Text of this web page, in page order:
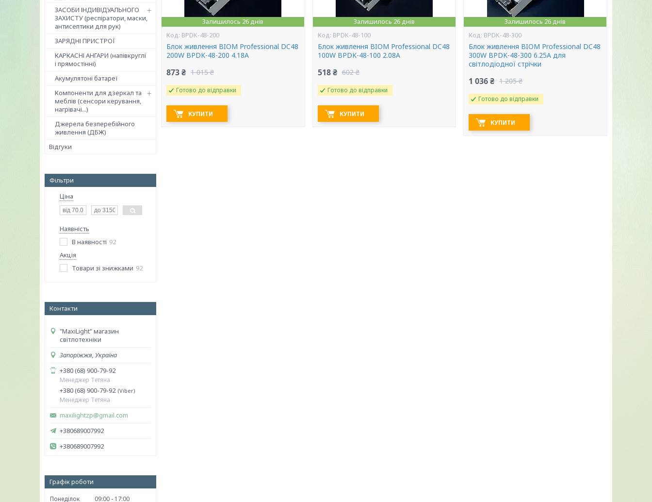
ЗАСОБИ ІНДИВІДУАЛЬНОГО
ЗАХИСТУ (респіратори, маски,
антисептики для рук)
ЗАРЯДНІ ПРИСТРОЇ
КАРКАСНІ АНГАРИ (напівкруглі
і прямостінні)
Акумулятоні батареї
Компоненти для дзеркал та
меблів (сенсори керування,
нагрівачі...)
Джерела безперебійного
живлення (ДБЖ)
Відгуки
Фільтри
Ціна
Наявність
В наявності 92
Акція
Товари зі знижками 92
Контакти
"MaxiLight" магазин
світлотехніки
Запоріжжя, Україна
+380 (68) 900-79-92
Менеджер Тетяна
+380 (68) 900-79-92 Viber
Менеджер Тетяна
maxilightzp@gmail.com
+380689007992
+380689007992
Графік роботи
Понеділок 09:00 17:00
Залишилось 26 днів
BPDK-48-200
Блок живлення BIOM Professional DC48
200W BPDK-48-200 4.18А
873 ₴ 1 015 ₴
Готово до відправки
КУПИТИ
Залишилось 26 днів
BPDK-48-100
Блок живлення BIOM Professional DC48
100W BPDK-48-100 2.08А
518 ₴ 602 ₴
Готово до відправки
КУПИТИ
Залишилось 26 днів
BPDK-48-300
Блок живлення BIOM Professional DC48
300W BPDK-48-300 6.25А для
світлодіодної стрічки
1 036 ₴ 1 205 ₴
Готово до відправки
КУПИТИ